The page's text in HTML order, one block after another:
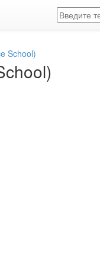
School)